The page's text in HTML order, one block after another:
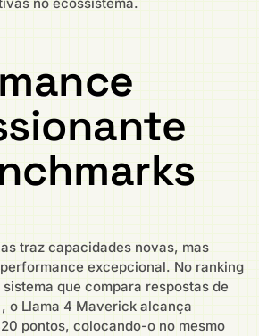
traz capacidades novas, mas
excepcional. No ranking
sistema que compara respostas de
o Llama 4 Maverick alcança
pontos, colocando-o no mesmo